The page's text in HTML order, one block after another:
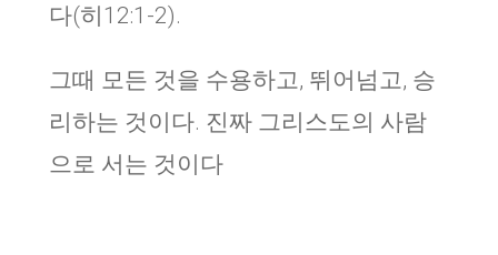
다(히12:1-2).
그때 모든 것을 수용하고, 뛰어넘고, 승
리하는 것이다. 진짜 그리스도의 사람
으로 서는 것이다